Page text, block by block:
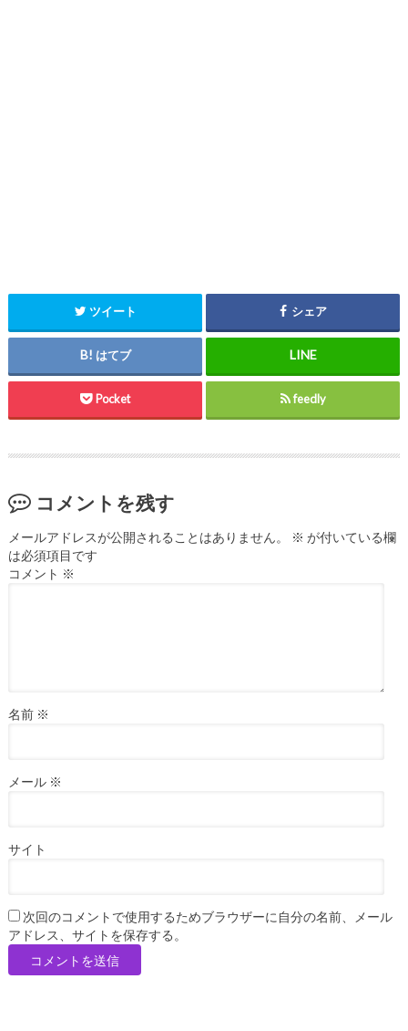
ツイート シェア
はてブ
Pocket feedly
コメントを残す
メールアドレスが公開されることはありません。 ※ が付いている欄
は必須項目です
コメント ※
名前 ※
メール ※
サイト
次回のコメントで使用するためブラウザーに自分の名前、メール
アドレス、サイトを保存する。